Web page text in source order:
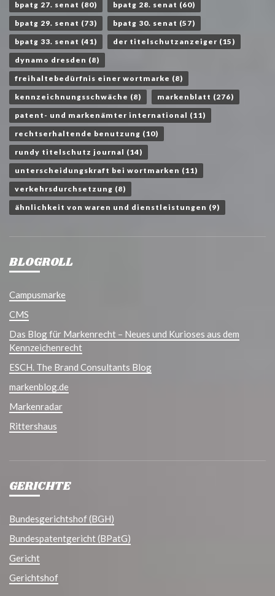
bpatg 27. senat (80) bpatg 28. senat (60)
bpatg 29. senat (73) bpatg 30. senat (57)
bpatg 33. senat (41) der titelschutzanzeiger (15)
dynamo dresden (8)
freihaltebedürfnis einer wortmarke (8)
kennzeichnungsschwäche (8) markenblatt (276)
patent- und markenämter international (11)
rechtserhaltende benutzung (10)
rundy titelschutz journal (14)
unterscheidungskraft bei wortmarken (11)
verkehrsdurchsetzung (8)
ähnlichkeit von waren und dienstleistungen (9)
BLOGROLL
Campusmarke
CMS
Das Blog für Markenrecht – Neues und Kurioses aus dem
Kennzeichenrecht
ESCH. The Brand Consultants Blog
markenblog.de
Markenradar
Rittershaus
GERICHTE
Bundesgerichtshof (BGH)
Bundespatentgericht (BPatG)
Gericht
Gerichtshof